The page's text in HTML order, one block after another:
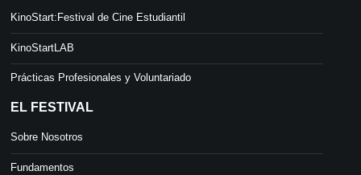
KinoStart:Festival de Cine Estudiantil
KinoStartLAB
Prácticas Profesionales y Voluntariado
EL FESTIVAL
Sobre Nosotros
Fundamentos